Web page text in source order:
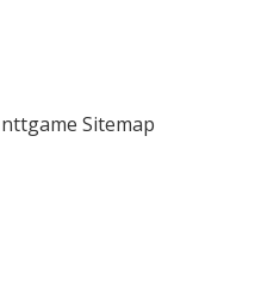
nttgame Sitemap